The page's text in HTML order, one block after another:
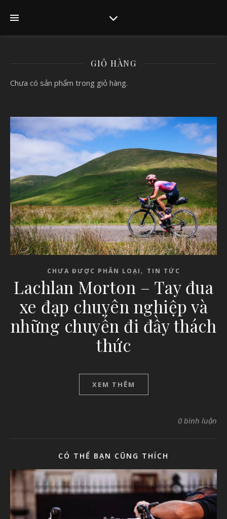
GIỎ HÀNG
Chưa có sản phẩm trong giỏ hàng.
CHƯA ĐƯỢC PHÂN LOẠI , TIN TỨC
Lachlan Morton – Tay đua
xe đạp chuyên nghiệp và
những chuyến đi đầy thách
thức
XEM THÊM
0 bình luận
CÓ THỂ BẠN CŨNG THÍCH